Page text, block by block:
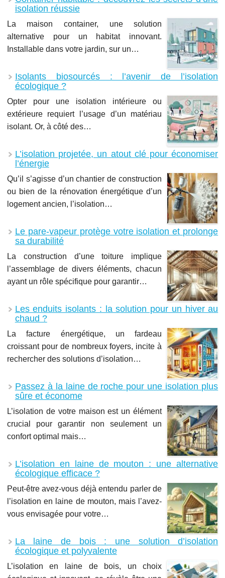
isolation réussie
La maison container, une solution
alternative pour un habitat innovant.
Installable dans votre jardin, sur un…
Isolants biosourcés : l’avenir de l’isolation
écologique ?
Opter pour une isolation intérieure ou
extérieure requiert l’usage d’un matériau
isolant. Or, à côté des…
L’isolation projetée, un atout clé pour économiser
l’énergie
Qu’il s’agisse d’un chantier de construction
ou bien de la rénovation énergétique d’un
logement ancien, l’isolation…
Le pare-vapeur protège votre isolation et prolonge
sa durabilité
La construction d’une toiture implique
l’assemblage de divers éléments, chacun
ayant un rôle spécifique pour garantir…
​Les enduits isolants : la solution pour un hiver au
chaud ?
La facture énergétique, un fardeau
croissant pour de nombreux foyers, incite à
rechercher des solutions d’isolation…
Passez à la laine de roche pour une isolation plus
sûre et économe
L’isolation de votre maison est un élément
crucial pour garantir non seulement un
confort optimal mais…
L’isolation en laine de mouton : une alternative
écologique efficace ?
Peut-être avez-vous déjà entendu parler de
l’isolation en laine de mouton, mais l’avez-
vous envisagée pour votre…
La laine de bois : une solution d’isolation
écologique et polyvalente
L’isolation en laine de bois, un choix